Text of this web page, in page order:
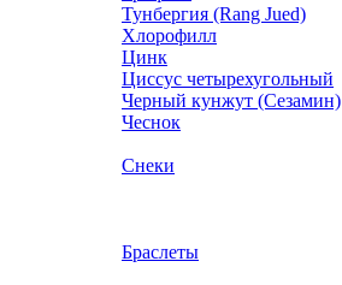
Тунбергия (Rang Jued)
Хлорофилл
Цинк
Циссус четырехугольный
Черный кунжут (Сезамин)
Чеснок
Снеки
Браслеты